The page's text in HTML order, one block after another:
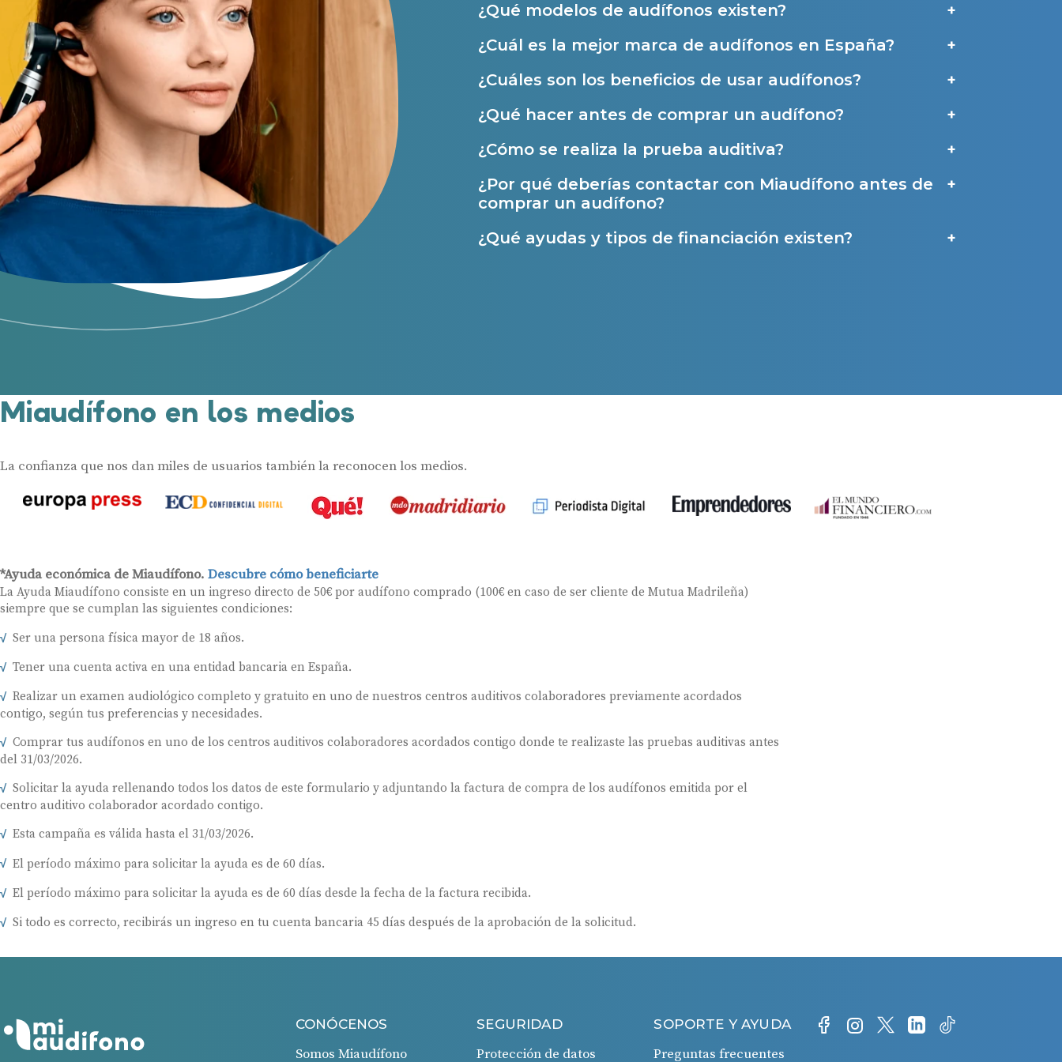
¿Qué modelos de audífonos existen?
¿Cuál es la mejor marca de audífonos en España?
¿Cuáles son los beneficios de usar audífonos?
¿Qué hacer antes de comprar un audífono?
¿Cómo se realiza la prueba auditiva?
¿Por qué deberías contactar con Miaudífono antes de
comprar un audífono?
¿Qué ayudas y tipos de financiación existen?
Miaudífono en los medios
La confianza que nos dan miles de usuarios también la reconocen los medios.
*Ayuda económica de Miaudífono. Descubre cómo beneficiarte
La Ayuda Miaudífono consiste en un ingreso directo de 50€ por audífono comprado (100€ en caso de ser cliente de Mutua Madrileña)
siempre que se cumplan las siguientes condiciones:
Ser una persona física mayor de 18 años.
Tener una cuenta activa en una entidad bancaria en España.
Realizar un examen audiológico completo y gratuito en uno de nuestros centros auditivos colaboradores previamente acordados
contigo, según tus preferencias y necesidades.
Comprar tus audífonos en uno de los centros auditivos colaboradores acordados contigo donde te realizaste las pruebas auditivas antes
del 31/03/2026.
Solicitar la ayuda rellenando todos los datos de este formulario y adjuntando la factura de compra de los audífonos emitida por el
centro auditivo colaborador acordado contigo.
Esta campaña es válida hasta el 31/03/2026.
El período máximo para solicitar la ayuda es de 60 días.
El período máximo para solicitar la ayuda es de 60 días desde la fecha de la factura recibida.
Si todo es correcto, recibirás un ingreso en tu cuenta bancaria 45 días después de la aprobación de la solicitud.
CONÓCENOS
Somos Miaudífono
SEGURIDAD
Protección de datos
SOPORTE Y AYUDA
Preguntas frecuentes
Prueba auditiva
Prueba de audífonos
Asistencia audiológica a domicilio
Seguro para audífonos
Ayudas y subvenciones
Ayuda Miaudífono hasta 200€*
Ayudas y subvenciones en Asturias